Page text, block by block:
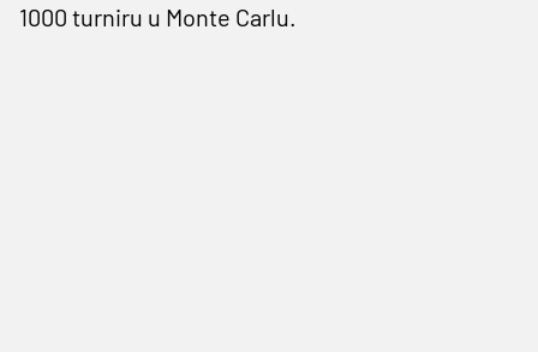
1000 turniru u Monte Carlu.